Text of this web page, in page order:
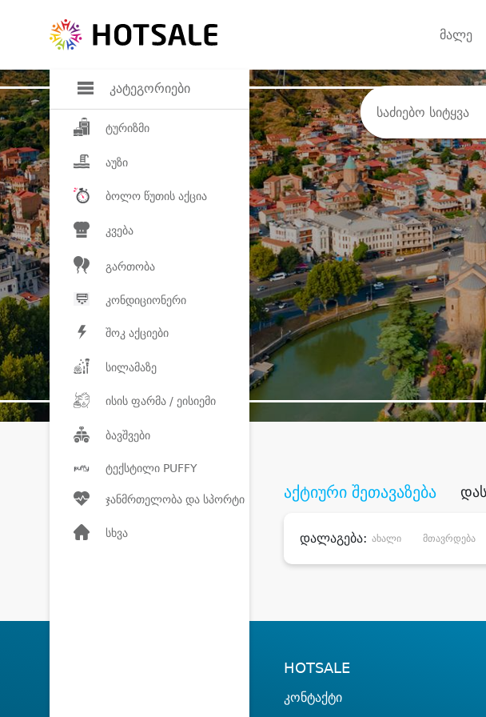
კატეგორიები
ტურიზმი
აუზი
ბოლო წუთის აქცია
კვება
გართობა
კონდიციონერი
შოკ აქციები
სილამაზე
ისის ფარმა / ეისიემი
ბავშვები
ტექსტილი PUFFY
ჯანმრთელობა და სპორტი
სხვა
მალე
შეიძინე
აქტიური შეთავაზება
დალაგება: ახალი მთავრდება
HOTSALE
კონტაქტი